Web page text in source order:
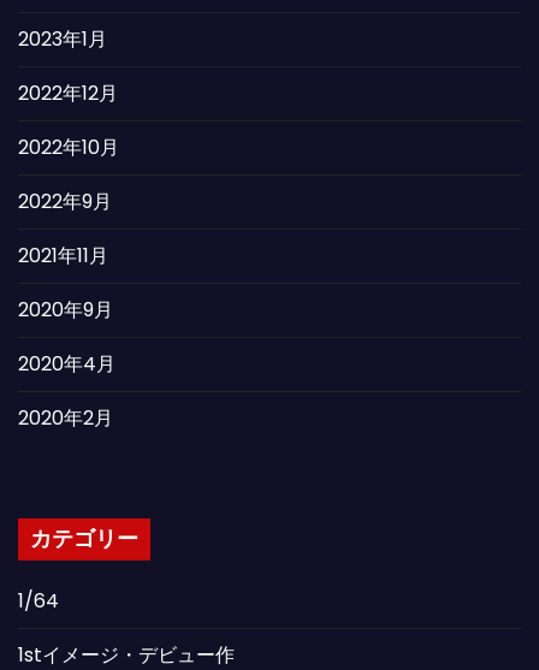
2023年1月
2022年12月
2022年10月
2022年9月
2021年11月
2020年9月
2020年4月
2020年2月
カテゴリー
1/64
1stイメージ・デビュー作